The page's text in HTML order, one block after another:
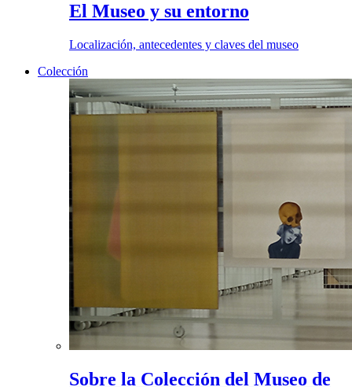
El Museo y su entorno
Localización, antecedentes y claves del museo
Colección
Sobre la Colección del Museo de